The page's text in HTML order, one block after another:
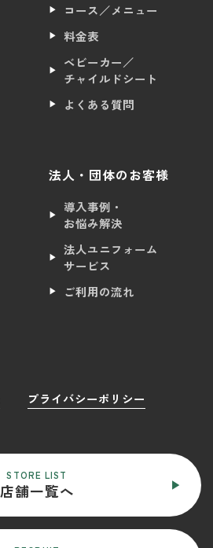
コース／メニュー
料金表
ベビーカー／
チャイルドシート
よくある質問
法人・団体のお客様
導入事例・
お悩み解決
法人ユニフォーム
サービス
ご利用の流れ
プライバシーポリシー
STORE LIST
店舗一覧へ